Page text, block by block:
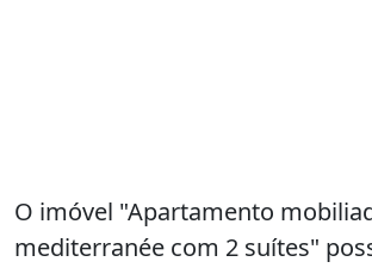
O imóvel "Apartamento
mediterranée com 2 suítes"